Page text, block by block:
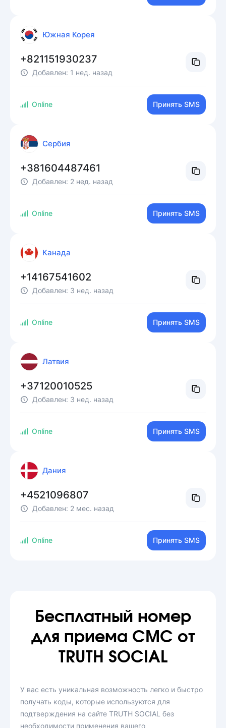
Южная Корея
+821151930237
Добавлен: 1 нед. назад
Online Принять SMS
Сербия
+381604487461
Добавлен: 2 нед. назад
Online Принять SMS
Канада
+14167541602
Добавлен: 3 нед. назад
Online Принять SMS
Латвия
+37120010525
Добавлен: 3 нед. назад
Online Принять SMS
Дания
+4521096807
Добавлен: 2 мес. назад
Online Принять SMS
Бесплатный номер
для приема СМС от
TRUTH SOCIAL
У вас есть уникальная возможность легко и быстро
получать коды, которые используются для
подтверждения на сайте TRUTH SOCIAL без
необходимости применения вашего